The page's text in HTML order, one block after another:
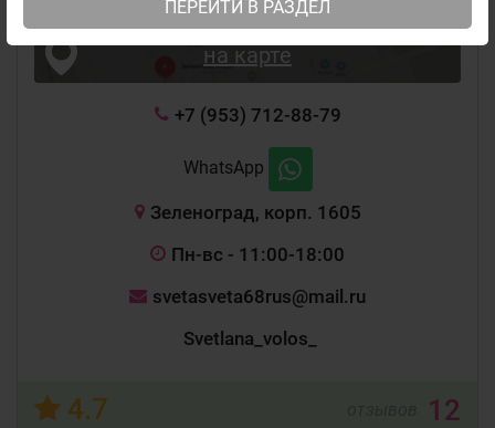
ПЕРЕЙТИ В РАЗДЕЛ
на карте
+7 (953) 712-88-79
WhatsApp
Зеленоград, корп. 1605
Пн-вс - 11:00-18:00
svetasveta68rus@mail.ru
Svetlana_volos_
4.7 12